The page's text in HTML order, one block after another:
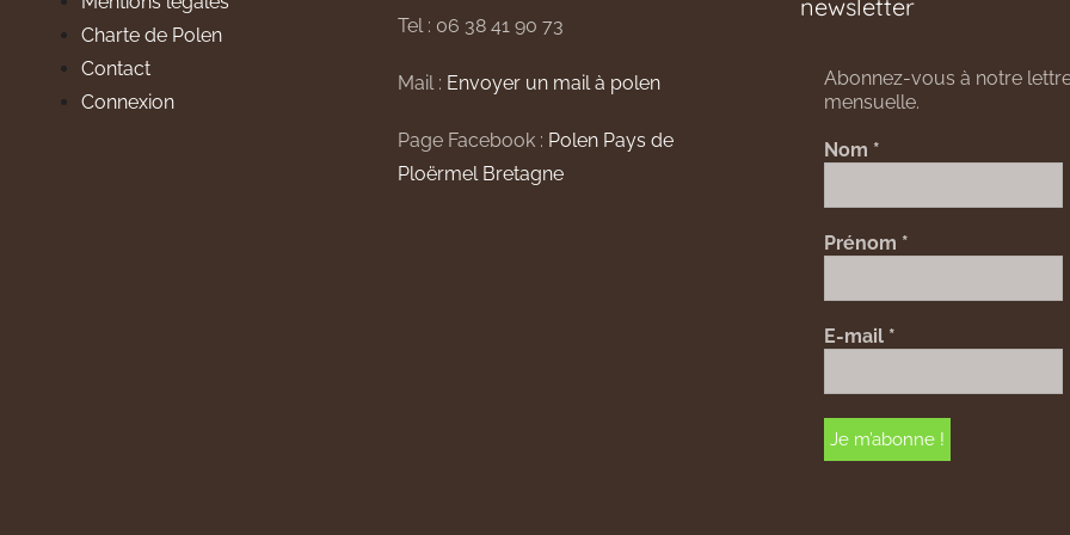
Charte de Polen
Contact
Connexion
Tel : 06 38 41 90 73
Mail : Envoyer un mail à polen
Page Facebook : Polen Pays de
Ploërmel Bretagne
newsletter
Abonnez-vous à notre
mensuelle.
Nom *
Prénom *
E-mail *